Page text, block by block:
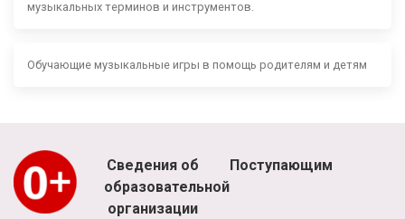
музыкальных терминов и инструментов.
Обучающие музыкальные игры в помощь родителям и детям
Сведения об
образовательной
организации
Поступающим